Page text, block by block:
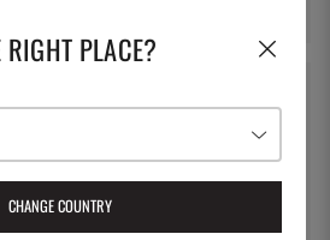
PLACE?
CHANGE COUNTRY